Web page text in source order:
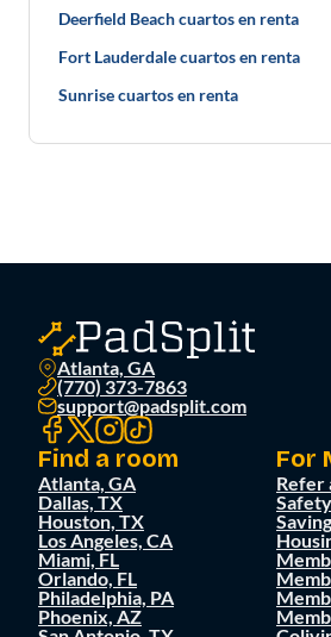
Deerfield Beach cuartos en renta
Fort Lauderdale cuartos en renta
Sunrise cuartos en renta
Atlanta, GA
(770) 373-7863
support@padsplit.com
Find a room
Atlanta, GA
Dallas, TX
Houston, TX
Los Angeles, CA
Miami, FL
Orlando, FL
Philadelphia, PA
Phoenix, AZ
For
Refer